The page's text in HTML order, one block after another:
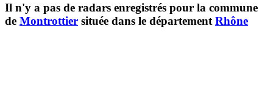
Il n'y a pas de radars enregistrés pour la commune
de Montrottier située dans le département Rhône